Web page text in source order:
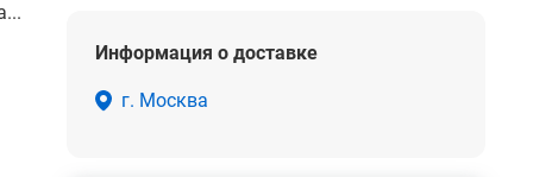
Информация о доставке
г. Москва